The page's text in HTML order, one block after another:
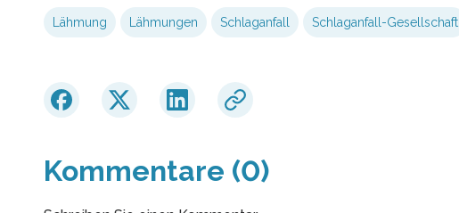
Lähmung Lähmungen Schlaganfall Schlaganfall-Gesellschaft
Kommentare (0)